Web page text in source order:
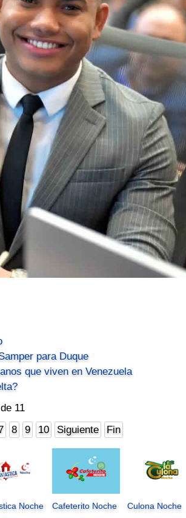
para Duque
que viven en Venezuela
11
8 9 10 Siguiente Fin
Noche
Cafeterito Noche
Culona Noche